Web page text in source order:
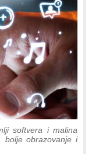
softvera i malina
bolje obrazovanje i